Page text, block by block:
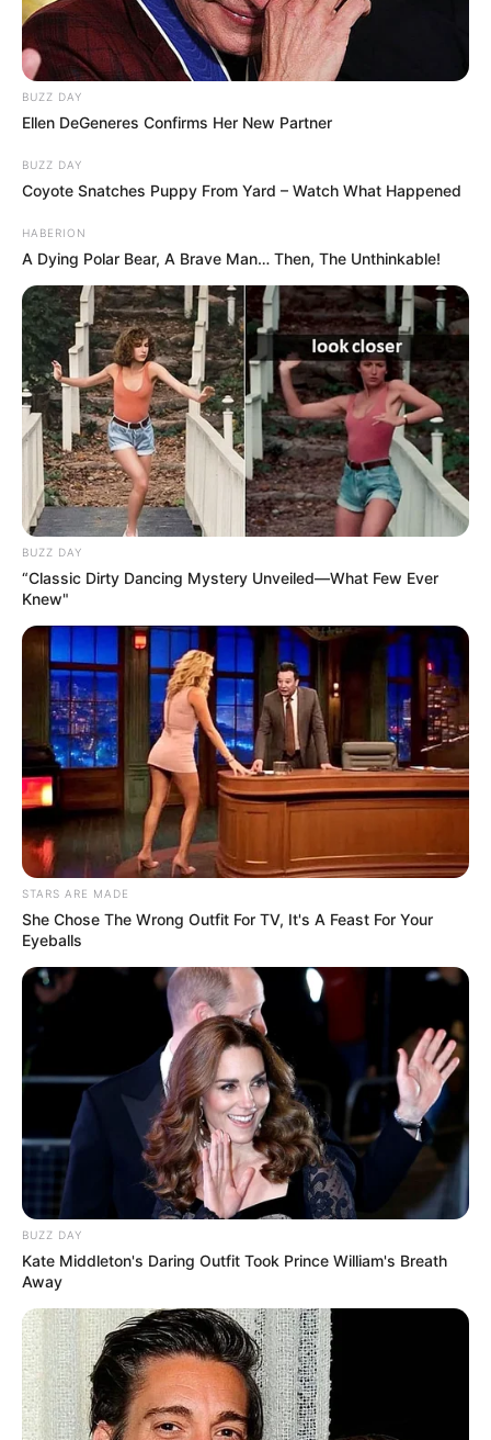
BUZZ DAY
Ellen DeGeneres Confirms Her New Partner
BUZZ DAY
Coyote Snatches Puppy From Yard – Watch What Happened
HABERION
A Dying Polar Bear, A Brave Man… Then, The Unthinkable!
BUZZ DAY
“Classic Dirty Dancing Mystery Unveiled—What Few Ever
Knew"
STARS ARE MADE
She Chose The Wrong Outfit For TV, It's A Feast For Your
Eyeballs
BUZZ DAY
Kate Middleton's Daring Outfit Took Prince William's Breath
Away